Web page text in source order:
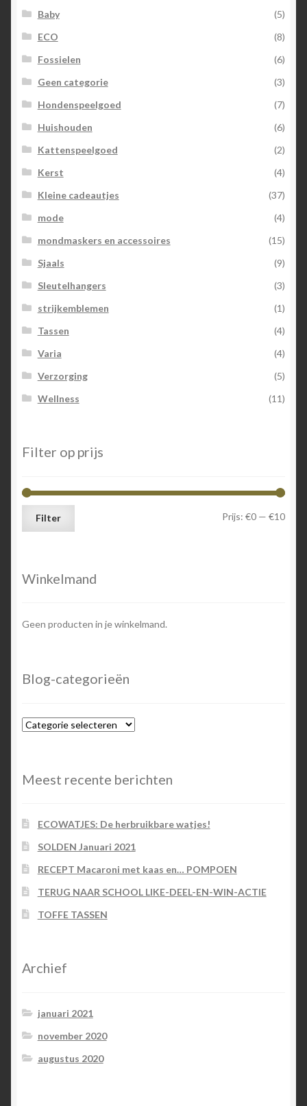
productpagina
Baby
(5)
ECO
(8)
Fossielen
(6)
Geen categorie
(3)
Hondenspeelgoed
(7)
Huishouden
(6)
Kattenspeelgoed
(2)
Kerst
(4)
Kleine cadeautjes
(37)
mode
(4)
mondmaskers en accessoires
(15)
Sjaals
(9)
Sleutelhangers
(3)
strijkemblemen
(1)
Tassen
(4)
Varia
(4)
Verzorging
(5)
Wellness
(11)
Filter op prijs
Min.
Max.
Filter Prijs: €0 — €10
Winkelmand
Geen producten in je winkelmand.
Blog-categorieën
Blog-
Meest recente berichten
ECOWATJES: De herbruikbare watjes!
SOLDEN Januari 2021
RECEPT Macaroni met kaas en… POMPOEN
TERUG NAAR SCHOOL LIKE-DEEL-EN-WIN-ACTIE
TOFFE TASSEN
Archief
januari 2021
november 2020
augustus 2020